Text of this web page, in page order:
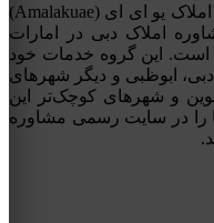
گروه مشاوره املاک و اخذ اقامت دبیِ املاک یو ای ای (Amalakuae)
و مشاوره املاک دبی در امارات
است. این گروه خدمات خود
ابوظبی و دیگر شهرهای
و شهرهای کوچک‌تر این
را در سایت رسمی مشاوره